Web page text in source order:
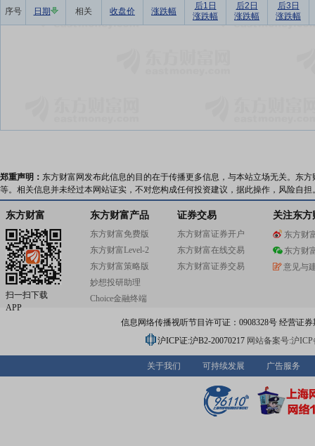
序号 日期 相关 收盘价 涨跌幅
后1日
涨跌幅
后2日
涨跌幅
后3日
涨跌幅
郑重声明： 东方财富网发布此信息的目的在于传播更多信息，与本站立场无关。东
等。相关信息并未经过本网站证实，不对您构成任何投资建议，据此操作，风险自担